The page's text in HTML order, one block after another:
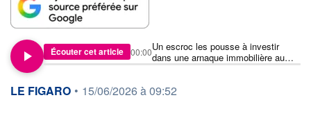
Écouter cet article
Un escroc les pousse à investir
dans une arnaque immobilière au
Portugal, ils attaquent leur banque
00:00
information fournie par
LE FIGARO • 15/06/2026 à 09:52